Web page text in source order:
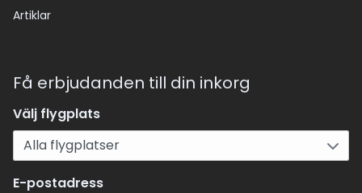
Artiklar
Få erbjudanden till din inkorg
Välj flygplats
E-postadress